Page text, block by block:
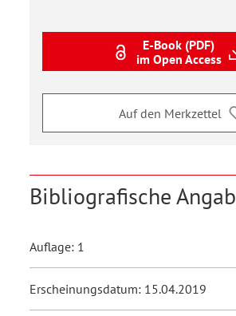
E-Book (PDF)
im Open Access
Auf den Merkzettel
Bibliografische
Auflage: 1
Erscheinungsdatum: 15.04.2019